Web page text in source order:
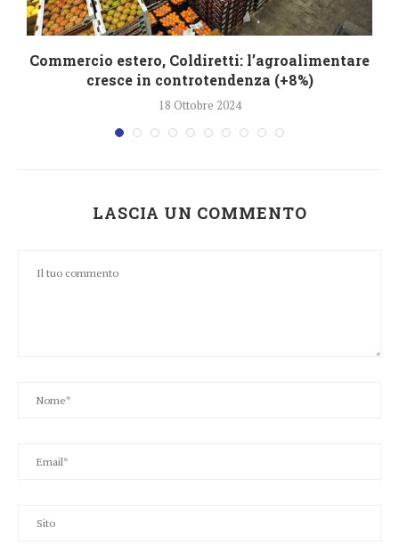
Commercio estero, Coldiretti: l’agroalimentare
cresce in controtendenza (+8%)
18 Ottobre 2024
LASCIA UN COMMENTO